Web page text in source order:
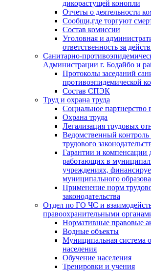
дикорастущей конопли
Отчеты о деятельности
Сообщи,где торгуют
Состав комиссии
Уголовная и
ответственность за
Санитарно-
Администрации г. Бодайбо и
Протоколы заседаний
противоэпидемической
Состав СПЭК
Труд и охрана труда
Социальное партнерство
Охрана труда
Легализация трудовых
Ведомственный контроль
трудового
Гарантии и компенсации
работающих в
учреждениях,
муниципального образова
Применение норм
законодательства
Отдел по ГО ЧС и
правоохранительными
Нормативные правовые
Водные объекты
Муниципальная система
населения
Обучение населения
Тренировки и учения